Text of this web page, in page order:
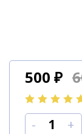
500 ₽
- +